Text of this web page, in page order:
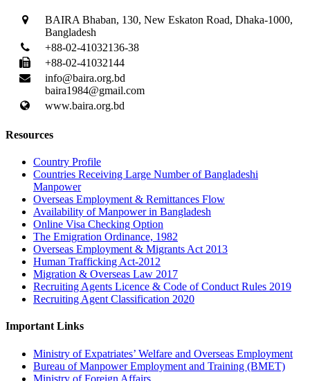
BAIRA Bhaban, 130, New Eskaton Road, Dhaka-1000,
Bangladesh
+88-02-41032136-38
+88-02-41032144
info@baira.org.bd
baira1984@gmail.com
www.baira.org.bd
Resources
Country Profile
Countries Receiving Large Number of Bangladeshi
Manpower
Overseas Employment & Remittances Flow
Availability of Manpower in Bangladesh
Online Visa Checking Option
The Emigration Ordinance, 1982
Overseas Employment & Migrants Act 2013
Human Trafficking Act-2012
Migration & Overseas Law 2017
Recruiting Agents Licence & Code of Conduct Rules 2019
Recruiting Agent Classification 2020
Important Links
Ministry of Expatriates’ Welfare and Overseas Employment
Bureau of Manpower Employment and Training (BMET)
Ministry of Foreign Affairs